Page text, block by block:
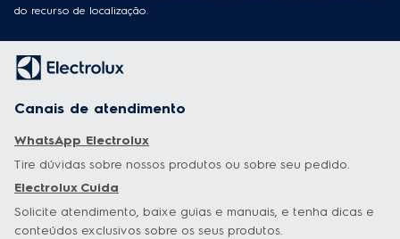
do recurso de localização.
Canais de atendimento
WhatsApp Electrolux
Tire dúvidas sobre nossos produtos ou sobre seu pedido.
Electrolux Cuida
Solicite atendimento, baixe guias e manuais, e tenha dicas e
conteúdos exclusivos sobre os seus produtos.